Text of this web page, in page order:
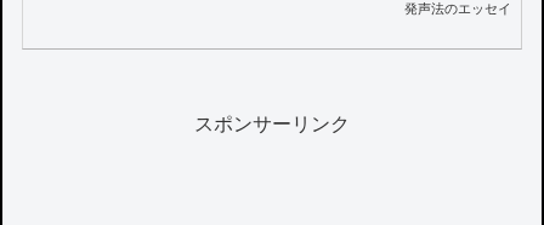
発声法のエッセイ
スポンサーリンク